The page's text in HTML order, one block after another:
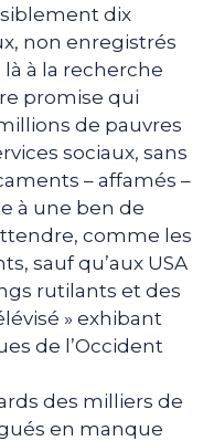
dix
non enregistrés
à la recherche
promise qui
de pauvres
sociaux, sans
– affamés –
à une ben de
comme les
sauf qu’aux USA
rutilants et des
» exhibant
de l’Occident
des milliers de
en manque